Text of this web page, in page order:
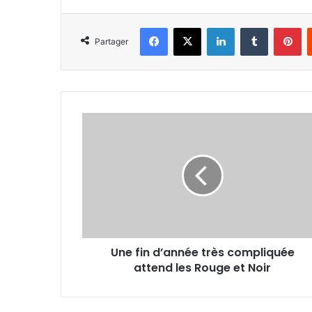
Partager
Facebook
X LinkedinTumblr
et
Une fin d’année très compliquée
attend les Rouge et Noir